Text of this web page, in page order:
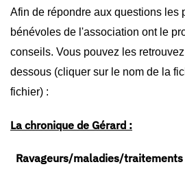
Afin de répondre aux questions les
bénévoles de l'association ont le
conseils. Vous pouvez les
dessous (cliquer sur le nom de la
fichier) :
La chronique de Gérard :
Ravageurs/maladies/traitements